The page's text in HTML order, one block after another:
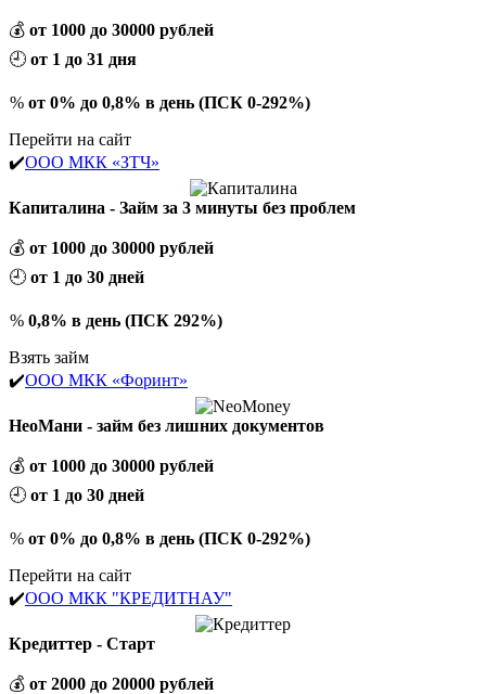
💰 от 1000 до 30000 рублей
🕘 от 1 до 31 дня
% от 0% до 0,8% в день (ПСК 0-292%)
Перейти на сайт
✔️ООО МКК «ЗТЧ»
Капиталина - Займ за 3 минуты без проблем
💰 от 1000 до 30000 рублей
🕘 от 1 до 30 дней
% 0,8% в день (ПСК 292%)
Взять займ
✔️ООО МКК «Форинт»
НеоМани - займ без лишних документов
💰 от 1000 до 30000 рублей
🕘 от 1 до 30 дней
% от 0% до 0,8% в день (ПСК 0-292%)
Перейти на сайт
✔️ООО МКК "КРЕДИТНАУ"
Кредиттер - Старт
💰 от 2000 до 20000 рублей